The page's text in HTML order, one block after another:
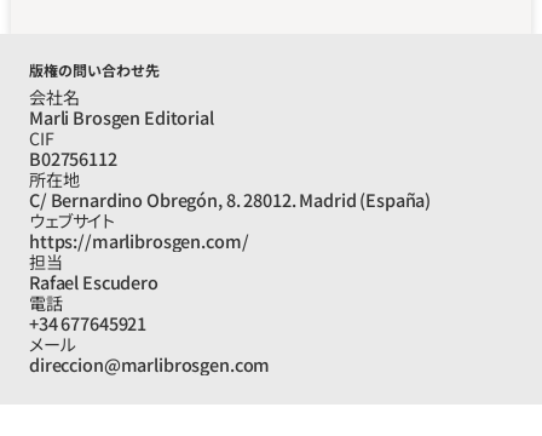
版権の問い合わせ先
会社名
Marli Brosgen Editorial
CIF
B02756112
所在地
C/ Bernardino Obregón, 8. 28012. Madrid (España)
ウェブサイト
https://marlibrosgen.com/
担当
Rafael Escudero
電話
+34 677645921
メール
direccion@marlibrosgen.com